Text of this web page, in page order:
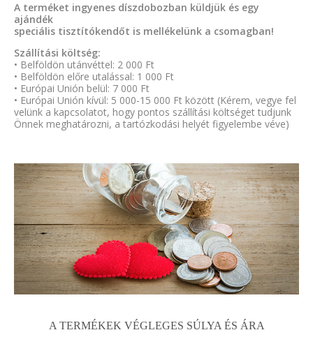
A terméket ingyenes díszdobozban küldjük és egy
ajándék
speciális tisztítókendőt is mellékelünk a csomagban!
Szállítási költség:
• Belföldön utánvéttel: 2 000 Ft
• Belföldön előre utalással: 1 000 Ft
• Európai Unión belül: 7 000 Ft
• Európai Unión kívül: 5 000-15 000 Ft között (Kérem, vegye fel
velünk a kapcsolatot, hogy pontos szállítási költséget tudjunk
Önnek meghatározni, a tartózkodási helyét figyelembe véve)
A TERMÉKEK VÉGLEGES SÚLYA ÉS ÁRA